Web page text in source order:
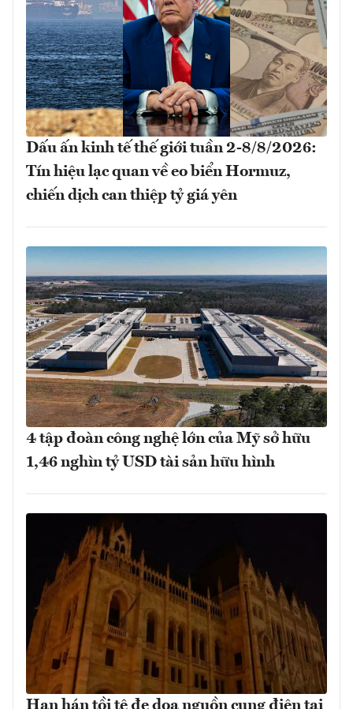
Dấu ấn kinh tế thế giới tuần 2-8/8/2026:
Tín hiệu lạc quan về eo biển Hormuz,
chiến dịch can thiệp tỷ giá yên
4 tập đoàn công nghệ lớn của Mỹ sở hữu
1,46 nghìn tỷ USD tài sản hữu hình
Hạn hán tồi tệ đe dọa nguồn cung điện tại